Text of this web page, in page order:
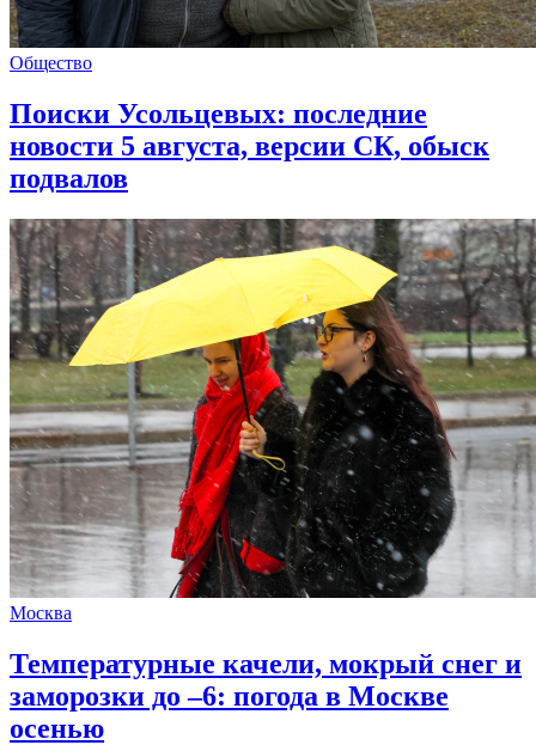
Общество
Поиски Усольцевых: последние
новости 5 августа, версии СК, обыск
подвалов
Москва
Температурные качели, мокрый снег и
заморозки до –6: погода в Москве
осенью